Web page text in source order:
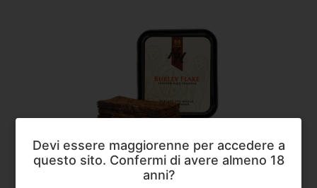
Mac Baren,Tabacco da Pipa
Devi essere maggiorenne per accedere a
questo sito. Confermi di avere almeno 18
anni?